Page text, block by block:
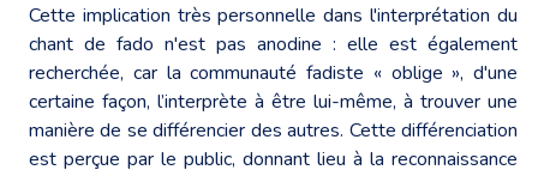
Cette implication très personnelle dans l'interprétation du
chant de fado n'est pas anodine : elle est également
recherchée, car la communauté fadiste « oblige », d'une
certaine façon, l’interprète à être lui-même, à trouver une
manière de se différencier des autres. Cette différenciation
est perçue par le public, donnant lieu à la reconnaissance